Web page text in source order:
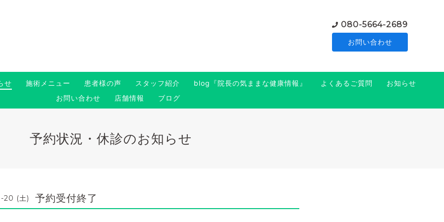
080-5664-2689
お問い合わせ
せ 施術メニュー 患者様の声 スタッフ紹介 blog『院長の気ままな健康情報』 よくあるご質問
お知らせ
お問い合わせ
店舗情報 ブログ
予約状況・休診のお知らせ
20 (土) 予約受付終了